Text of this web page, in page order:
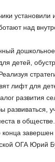
над
детей,
лифт для
развития
развиваться,
в
ОГА Юрий